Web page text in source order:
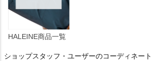
HALEINE商品一覧
ショップスタッフ・ユーザーのコーディネート